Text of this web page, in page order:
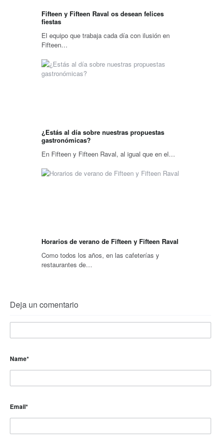
Fifteen y Fifteen Raval os desean felices
fiestas
El equipo que trabaja cada día con ilusión en
Fifteen…
¿Estás al día sobre nuestras propuestas
gastronómicas?
En Fifteen y Fifteen Raval, al igual que en el…
Horarios de verano de Fifteen y Fifteen Raval
Como todos los años, en las cafeterías y
restaurantes de…
Deja un comentario
Name*
Email*